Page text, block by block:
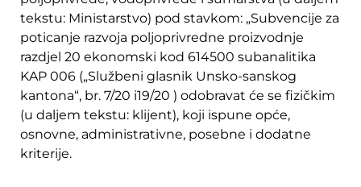
tekstu: Ministarstvo) pod stavkom: „Subvencije za
poticanje razvoja poljoprivredne proizvodnje
razdjel 20 ekonomski kod 614500 subanalitika
KAP 006 („Službeni glasnik Unsko-sanskog
kantona“, br. 7/20 i19/20 ) odobravat će se fizičkim
(u daljem tekstu: klijent), koji ispune opće,
osnovne, administrativne, posebne i dodatne
kriterije.